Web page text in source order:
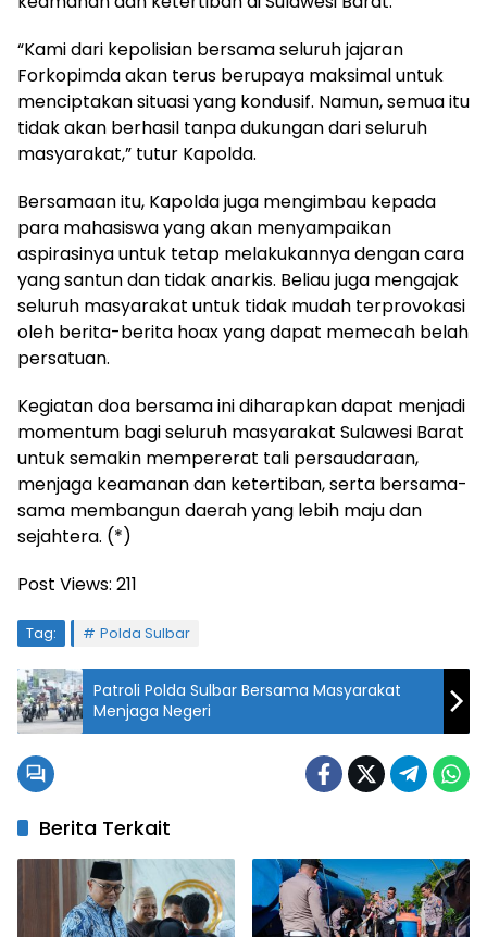
“Kami dari kepolisian bersama seluruh jajaran
Forkopimda akan terus berupaya maksimal untuk
menciptakan situasi yang kondusif. Namun, semua itu
tidak akan berhasil tanpa dukungan dari seluruh
masyarakat,” tutur Kapolda.
Bersamaan itu, Kapolda juga mengimbau kepada
para mahasiswa yang akan menyampaikan
aspirasinya untuk tetap melakukannya dengan cara
yang santun dan tidak anarkis. Beliau juga mengajak
seluruh masyarakat untuk tidak mudah terprovokasi
oleh berita-berita hoax yang dapat memecah belah
persatuan.
Kegiatan doa bersama ini diharapkan dapat menjadi
momentum bagi seluruh masyarakat Sulawesi Barat
untuk semakin mempererat tali persaudaraan,
menjaga keamanan dan ketertiban, serta bersama-
sama membangun daerah yang lebih maju dan
sejahtera. (*)
Post Views: 211
Tag: Polda Sulbar
Patroli Polda Sulbar Bersama Masyarakat
Berita Terkait